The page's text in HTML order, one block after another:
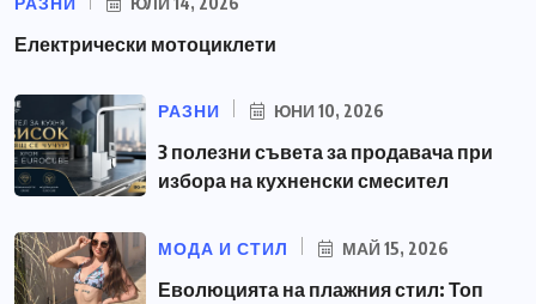
Електрически мотоциклети
РАЗНИ ЮНИ 10, 2026
3 полезни съвета за продавача при
избора на кухненски смесител
МОДА И СТИЛ МАЙ 15, 2026
Еволюцията на плажния стил: Топ